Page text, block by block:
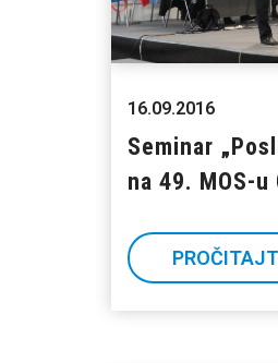
16.09.2016
Seminar
na 49. MOS-u